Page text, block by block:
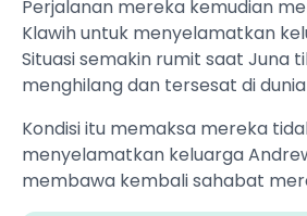
Perjalanan mereka kemudian
Klawih untuk menyelamatkan
Situasi semakin rumit saat Juna
menghilang dan tersesat di
Kondisi itu memaksa mereka
menyelamatkan keluarga
membawa kembali sahabat